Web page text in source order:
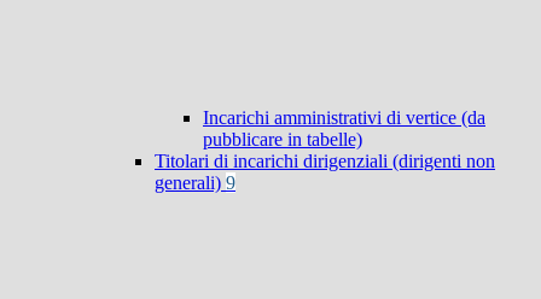
Incarichi amministrativi di vertice (da
pubblicare in tabelle)
Titolari di incarichi dirigenziali (dirigenti non
generali) 9